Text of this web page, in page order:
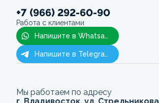
+7 (966) 292-60-90
Работа с клиентами
Напишите в Whatsapp
Напишите в Telegram
Мы работаем по адресу